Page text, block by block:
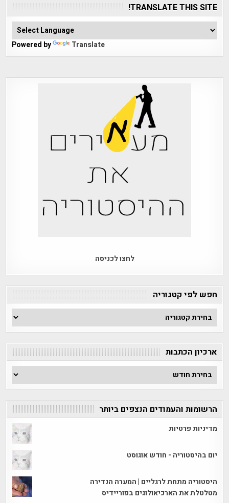
TRANSLATE THIS SITE!
Powered by Translate
לחצו לכניסה
חפש לפי קטגוריה
חפש
לפי
ארכיון הכתבות
ארכיון
הכתבות
הרשומות והעמודים הנצפים ביותר
מדיניות פרטיות
יום בהיסטוריה - חודש אוגוסט
היסטוריה מתחת לרגליים | המערה הנדירה
מטלטלת את הארכיאולוגים בפוריידיס